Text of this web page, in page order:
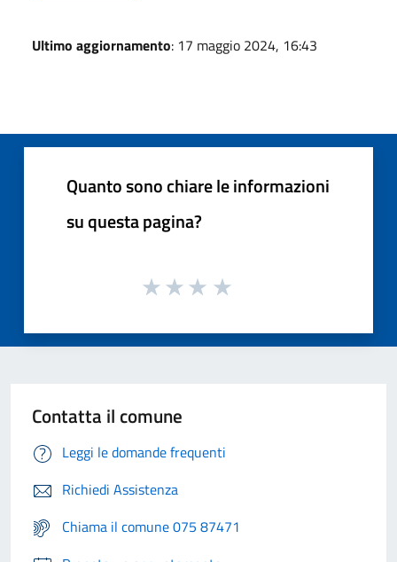
Ultimo aggiornamento: 17 maggio 2024, 16:43
Quanto sono chiare le informazioni
su questa pagina?
Contatta il comune
Leggi le domande frequenti
Richiedi Assistenza
Chiama il comune 075 87471